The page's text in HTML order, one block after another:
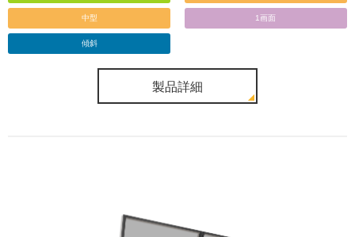
中型 1画面
傾斜
製品詳細